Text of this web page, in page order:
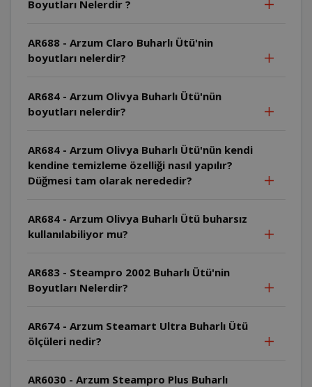
Boyutları Nelerdir ?
AR688 - Arzum Claro Buharlı Ütü'nin
boyutları nelerdir?
AR684 - Arzum Olivya Buharlı Ütü'nün
boyutları nelerdir?
AR684 - Arzum Olivya Buharlı Ütü'nün kendi
kendine temizleme özelliği nasıl yapılır?
Düğmesi tam olarak nerededir?
AR684 - Arzum Olivya Buharlı Ütü buharsız
kullanılabiliyor mu?
AR683 - Steampro 2002 Buharlı Ütü'nin
Boyutları Nelerdir?
AR674 - Arzum Steamart Ultra Buharlı Ütü
ölçüleri nedir?
AR6030 - Arzum Steampro Plus Buharlı